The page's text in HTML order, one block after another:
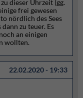
dieser Uhrzeit (gg.
frei gewesen
nördlich des Sees
zu teuer. Es
an einigen
wollten.
22.02.2020 - 19:33